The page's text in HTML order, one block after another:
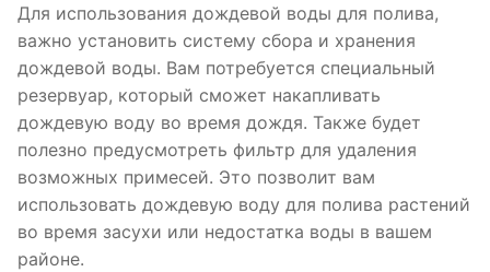
Для использования дождевой воды для полива,
важно установить систему сбора и хранения
дождевой воды. Вам потребуется специальный
резервуар, который сможет накапливать
дождевую воду во время дождя. Также будет
полезно предусмотреть фильтр для удаления
возможных примесей. Это позволит вам
использовать дождевую воду для полива растений
во время засухи или недостатка воды в вашем
районе.